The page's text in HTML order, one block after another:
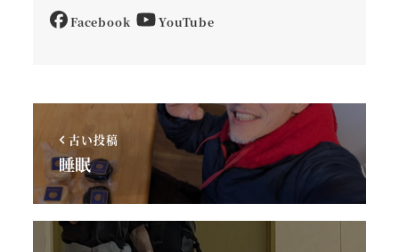
Facebook YouTube
古い投稿
睡眠